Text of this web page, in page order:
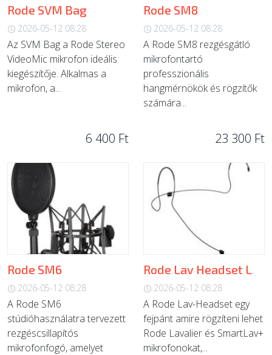
Rode SVM Bag
2026-05-12 08:28
Az SVM Bag a Rode Stereo
VideoMic mikrofon ideális
kiegészítője. Alkalmas a
mikrofon, a...
6 400 Ft
Rode SM8
2026-05-12 08:28
A Rode SM8 rezgésgátló
mikrofontartó
professzionális
hangmérnökök és rögzítők
számára...
23 300 Ft
Rode SM6
2026-05-12 08:28
A Rode SM6
stúdióhasználatra tervezett
rezgéscsillapítós
mikrofonfogó, amelyet
Rode Lav Headset L
2026-05-12 08:28
A Rode Lav-Headset egy
fejpánt amire rögzíteni lehet
Rode Lavalier és SmartLav+
mikrofonokat,...